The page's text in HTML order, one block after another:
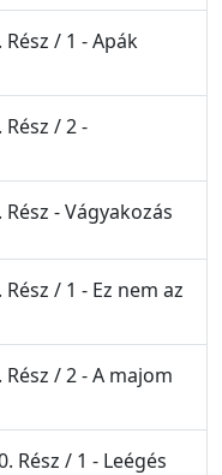
/ 1 - Apák
/ 2 -
- Vágyakozás
/ 1 - Ez nem az
/ 2 - A majom
Rész / 1 - Leégés